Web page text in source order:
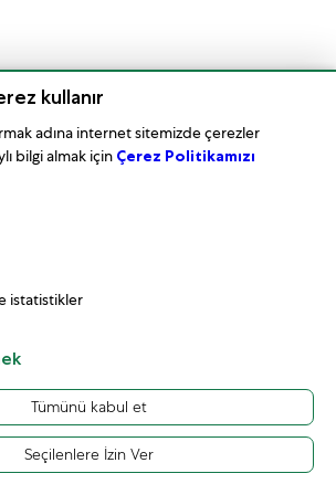
ve İletişim
kullanır
adına internet sitemizde çerezler
bilgi almak için Çerez Politikamızı
istatistikler
Seçilenlere İzin Ver
Tümünü kabul et